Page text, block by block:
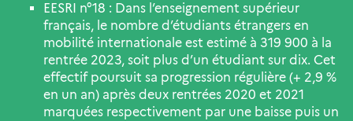
EESRI n°18 : Dans l’enseignement supérieur
français, le nombre d’étudiants étrangers en
mobilité internationale est estimé à 319 900 à la
rentrée 2023, soit plus d’un étudiant sur dix. Cet
effectif poursuit sa progression régulière (+ 2,9 %
en un an) après deux rentrées 2020 et 2021
marquées respectivement par une baisse puis un